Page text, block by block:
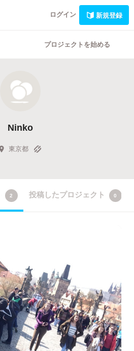
ログイン 新規登録
プロジェクトを始める
Ninko
東京都
2 投稿したプロジェクト 0